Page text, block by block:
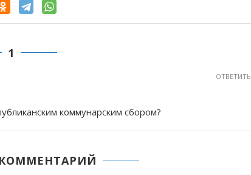
1
коммунарским сбором?
ОТВЕТИТЬ